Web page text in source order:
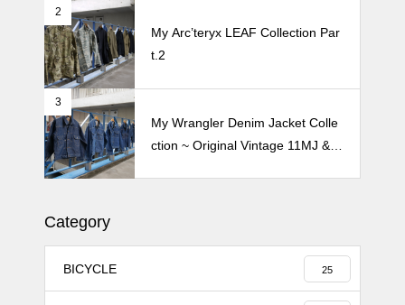
プ 2026
2
My Arc’teryx LEAF Collection Par
t.2
3
My Wrangler Denim Jacket Colle
ction ~ Original Vintage 11MJ & 1
Category
BICYCLE 25